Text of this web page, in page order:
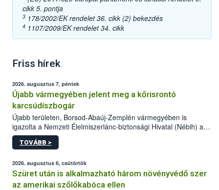
cikk 5. pontja
3 178/2002/EK rendelet 36. cikk (2) bekezdés
4 1107/2009/EK rendelet 34. cikk
Friss hírek
2026. augusztus 7, péntek
Újabb vármegyében jelent meg a kőrisrontó
karcsúdíszbogár
Újabb területen, Borsod-Abaúj-Zemplén vármegyében is
igazolta a Nemzeti Élelmiszerlánc-biztonsági Hivatal (Nébih) a
kőrisrontó karcsúdíszbogár (Agrilus planipennis) jelenlétét. A
kártevőt nem csak színcsapdában találták meg, de már fertőzött
az intenzív felderítést, emellett az intézkedéseket a szlovák
hatósággal is összehangolják a terjedés megállítása érdekében.
TOVÁBB >
2026. augusztus 6, csütörtök
Szüret után is alkalmazható három növényvédő szer
az amerikai szőlőkabóca ellen